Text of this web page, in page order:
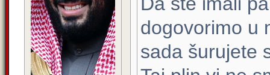
dogovorimo u
sada šurujete